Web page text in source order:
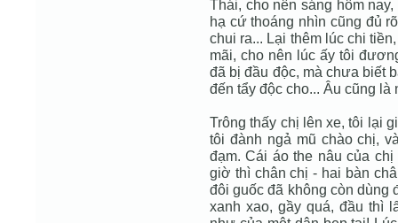
Thái, cho nên sáng hôm
hạ cứ thoáng nhìn cũng đủ
chui ra... Lại thêm lúc chi
mãi, cho nên lúc ấy tôi
đã bị đầu độc, mà chưa biết
đến tẩy độc cho... Âu cũng
Trông thấy chị lên xe, tôi lại
tôi đành ngả mũ chào chị,
đạm. Cái áo the nâu của
giờ thì chân chị - hai bàn
đôi guốc đã không còn dùng
xanh xao, gầy quá, đầu thì